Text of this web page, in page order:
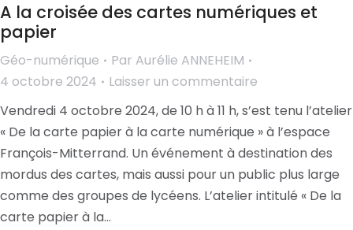
A la croisée des cartes numériques et
papier
Géo-numérique Par Aurélie ANNEHEIM
4 octobre 2024
Laisser un commentaire
Vendredi 4 octobre 2024, de 10 h à 11 h, s’est tenu l’atelier
« De la carte papier à la carte numérique » à l’espace
François-Mitterrand. Un événement à destination des
mordus des cartes, mais aussi pour un public plus large
comme des groupes de lycéens. L’atelier intitulé « De la
carte papier à la…